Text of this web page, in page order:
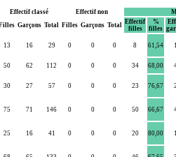
Effectif classé Effectif non
Garçons Total Filles Garçons Total Effectif
filles
%
filles
13 16 29 0 0 0 8 61,54
50 62 112 0 0 0 34 68,00
30 27 57 0 0 0 23 76,67
75 71 146 0 0 0 50 66,67
25 16 41 0 0 0 20 80,00